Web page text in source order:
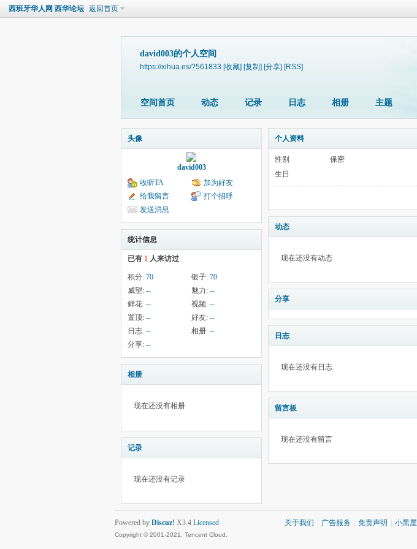
西班牙华人网 西华论坛 返回首页
david003的个人空间
https://xihua.es/?561833 [收藏] [复制] [分享] [RSS]
空间首页 动态 记录 日志 相册 主题
头像
david003
收听TA
加为好友
给我留言
打个招呼
发送消息
统计信息
已有 1 人来访过
积分: 70 银子: 70
威望: -- 魅力: --
鲜花: -- 视频: --
置顶: -- 好友: --
日志: -- 相册: --
分享: --
相册
现在还没有相册
记录
现在还没有记录
个人资料
性别
保密
生日
动态
现在还没有动态
分享
日志
现在还没有日志
留言板
现在还没有留言
关于我们 广告服务 免责声明 小黑屋
Powered by Discuz! X3.4 Licensed
Copyright © 2001-2021, Tencent Cloud.